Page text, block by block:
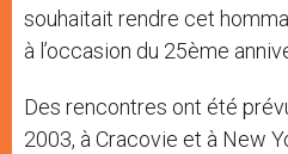
souhaitait rendre cet
à l’occasion du 25ème
Des rencontres ont été
2003, à Cracovie et à New